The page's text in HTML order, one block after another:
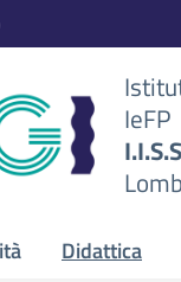
IeFP
Didattica